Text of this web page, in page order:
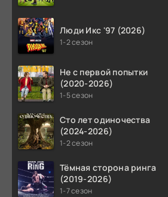
Люди Икс '97 (2026)
1-2 сезон
Не с первой попытки
(2020-2026)
1-5 сезон
Сто лет одиночества
(2024-2026)
1-2 сезон
Тёмная сторона ринга
(2019-2026)
1-7 сезон